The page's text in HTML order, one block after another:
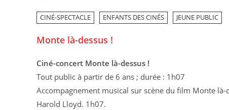
CINÉ-SPECTACLE ENFANTS DES CINÉS JEUNE PUBLIC
Monte là-dessus !
Ciné-concert Monte là-dessus !
Tout public à partir de 6 ans ; durée : 1h07
Accompagnement musical sur scène du film Monte
Harold Lloyd. 1h07.